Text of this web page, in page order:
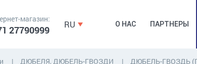
магазин:
27790999 RU О НАС ПАРТНЕРЫ
ДЮБЕЛЯ, ДЮБЕЛЬ-ГВОЗДИ ДЮБЕЛЬ-ГВОЗДЬ